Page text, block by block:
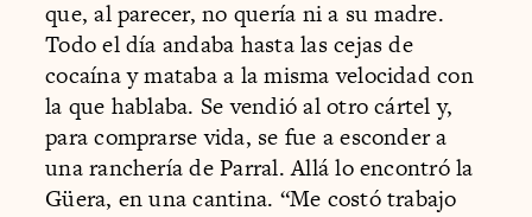
que, al parecer, no quería ni a su madre.
Todo el día andaba hasta las cejas de
cocaína y mataba a la misma velocidad con
la que hablaba. Se vendió al otro cártel y,
para comprarse vida, se fue a esconder a
una ranchería de Parral. Allá lo encontró la
Güera, en una cantina. “Me costó trabajo